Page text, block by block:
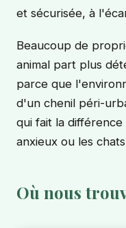
et sécurisée, à
Beaucoup de
animal part plus
parce que
d'un chenil péri-
qui fait la
anxieux ou les
Où nous